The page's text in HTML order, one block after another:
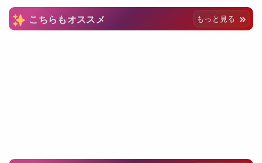
こちらもオススメ もっと見る